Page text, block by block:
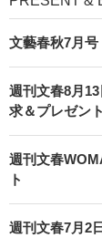
文藝春秋7月
週刊文春8月
求＆プレゼント
週刊文春
ト
週刊文春7月2